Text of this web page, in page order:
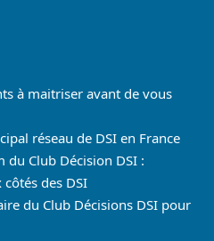
à maitriser avant de vous
réseau de DSI en France
du Club Décision DSI :
des DSI
du Club Décisions DSI pour